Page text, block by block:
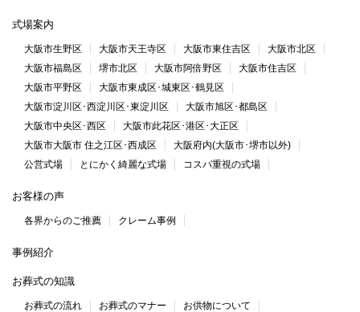
式場案内
大阪市生野区 大阪市天王寺区 大阪市東住吉区
大阪市北区
大阪市福島区
堺市北区 大阪市阿倍野区
大阪市住吉区
大阪市平野区
大阪市東成区･城東区･鶴見区
大阪市淀川区･西淀川区･東淀川区
大阪市旭区･都島区
大阪市中央区･西区
大阪市此花区･港区･大正区
大阪市大阪市 住之江区･西成区
大阪府内(大阪市･堺市以外)
公営式場
とにかく綺麗な式場 コスパ重視の式場
お客様の声
各界からのご推薦 クレーム事例
事例紹介
お葬式の知識
お葬式の流れ お葬式のマナー
お供物について